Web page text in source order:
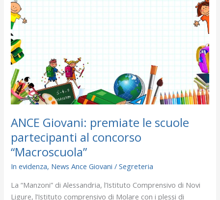
ANCE Giovani: premiate le scuole
partecipanti al concorso
“Macroscuola”
In evidenza, News Ance Giovani /Segreteria
La “Manzoni” di Alessandria, l’Istituto Comprensivo di Novi
Ligure, l’Istituto comprensivo di Molare con i plessi di
le
scuole
partecipanti
al
concorso
“Macroscuola”